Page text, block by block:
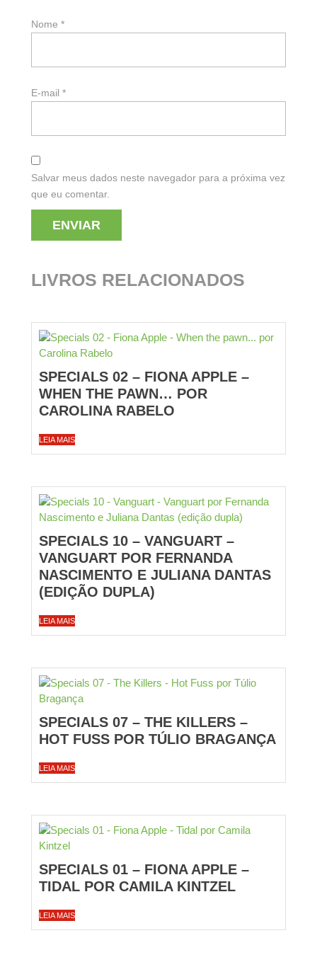
Nome *
E-mail *
Salvar meus dados neste navegador para a próxima vez
que eu comentar.
LIVROS RELACIONADOS
SPECIALS 02 – FIONA APPLE –
WHEN THE PAWN… POR
CAROLINA RABELO
LEIA MAIS
SPECIALS 10 – VANGUART –
VANGUART POR FERNANDA
NASCIMENTO E JULIANA DANTAS
(EDIÇÃO DUPLA)
LEIA MAIS
SPECIALS 07 – THE KILLERS –
HOT FUSS POR TÚLIO BRAGANÇA
LEIA MAIS
SPECIALS 01 – FIONA APPLE –
TIDAL POR CAMILA KINTZEL
LEIA MAIS